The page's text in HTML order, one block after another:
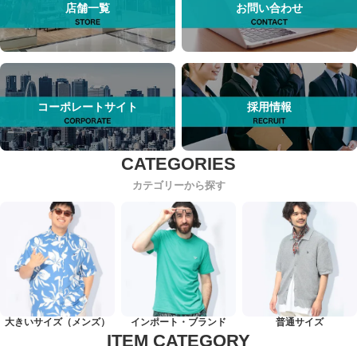
店舗一覧 お問い合わせ
コーポレートサイト 採用情報
カテゴリーから探す
大きいサイズ（メンズ） インポート・ブランド 普通サイズ